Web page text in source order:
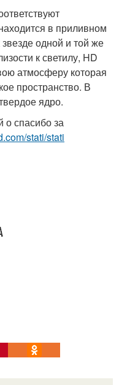
в приливном
одной и той же
к светилу, HD
атмосферу которая
пространство. В
ядро.
спасибо за
stati/stati